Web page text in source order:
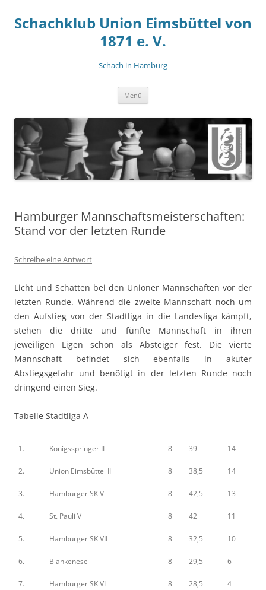
springen
Schachklub Union Eimsbüttel von
1871 e. V.
Schach in Hamburg
Menü
Hamburger Mannschaftsmeisterschaften:
Stand vor der letzten Runde
Schreibe eine Antwort
Licht und Schatten bei den Unioner Mannschaften vor der
letzten Runde. Während die zweite Mannschaft noch um
den Aufstieg von der Stadtliga in die Landesliga kämpft,
stehen die dritte und fünfte Mannschaft in ihren
jeweiligen Ligen schon als Absteiger fest. Die vierte
Mannschaft befindet sich ebenfalls in akuter
Abstiegsgefahr und benötigt in der letzten Runde noch
dringend einen Sieg.
Tabelle Stadtliga A
1. Königsspringer II 8 39 14
2. Union Eimsbüttel II 8 38,5 14
3. Hamburger SK V 8 42,5 13
4. St. Pauli V 8 42 11
5. Hamburger SK VII 8 32,5 10
6. Blankenese 8 29,5 6
7. Hamburger SK VI 8 28,5 4